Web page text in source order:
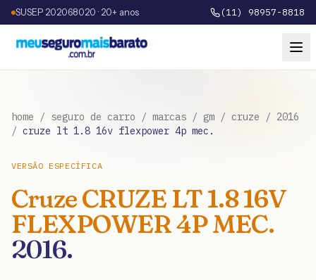
SUSEP 202068020 · 20+ anos (11) 98957-8818
home / seguro de carro / marcas / gm / cruze / 2016
/ cruze lt 1.8 16v flexpower 4p mec.
VERSÃO ESPECÍFICA
CruzeCRUZE LT 1.8 16V
FLEXPOWER 4P MEC.
2016.